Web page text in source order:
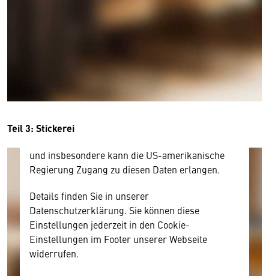
Teil 3: Stickerei
Wir benötigen Ihre Zustimmung
Inhalt anzeigen. Dafür benötigen wir allerdings
Ihre Zustimmung, da Ihr Browser
personenbezogene technische Daten zu Geräten
und Nutzerverhalten mitunter mit US-
Diese Daten unterliegen keinem dem EU-
und insbesondere kann die US-amerikanische
Regierung Zugang zu diesen Daten erlangen.
Details finden Sie in unserer
Datenschutzerklärung. Sie können diese
Einstellungen jederzeit in den Cookie-
Einstellungen im Footer unserer Webseite
widerrufen.